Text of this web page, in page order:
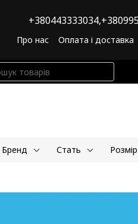
+380443333034,
Про нас Оплата і доставка
Бренд Стать